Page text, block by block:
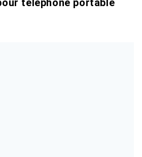
téléphone portable